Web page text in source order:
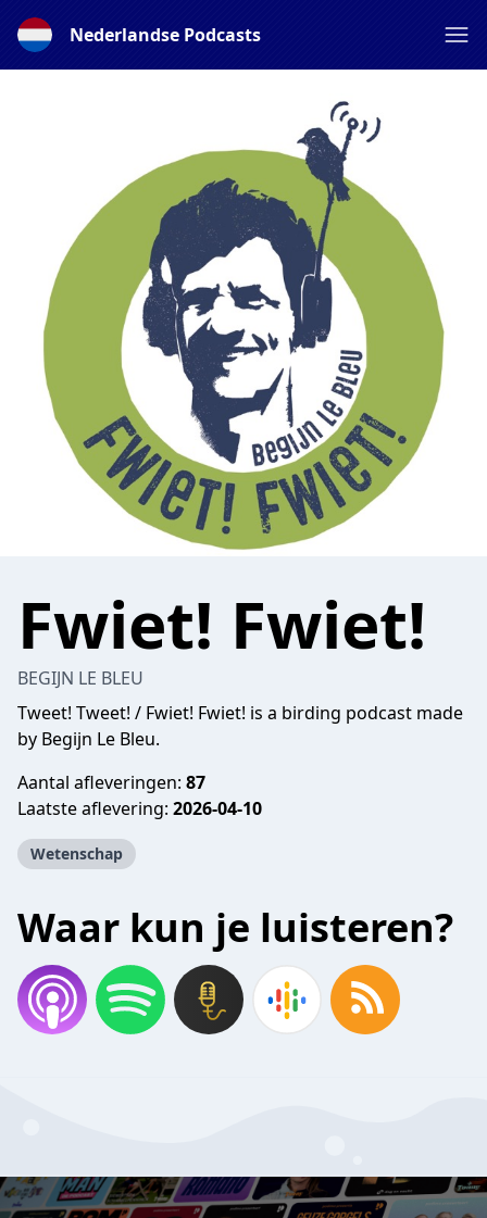
Nederlandse Podcasts
Fwiet! Fwiet!
BEGIJN LE BLEU
Tweet! Tweet! / Fwiet! Fwiet! is a birding podcast made
by Begijn Le Bleu.
Aantal afleveringen: 87
Laatste aflevering: 2026-04-10
Wetenschap
Waar kun je luisteren?